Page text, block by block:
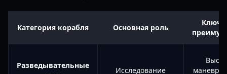
Категория корабля Основная роль
Разведывательные
Исследование